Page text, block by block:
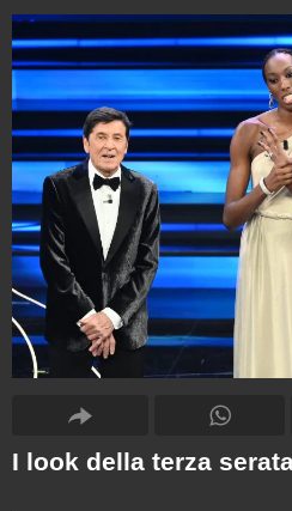
I look della terza